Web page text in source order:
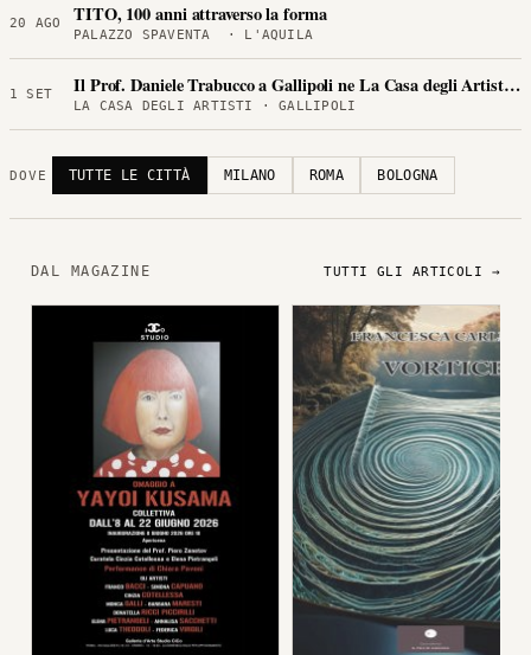
20 AGO TITO, 100 anni attraverso la forma
PALAZZO SPAVENTA · L'AQUILA
1 SET Il Prof. Daniele Trabucco a Gallipoli ne La Casa degli Artisti
LA CASA DEGLI ARTISTI · GALLIPOLI
DOVE TUTTE LE CITTÀ MILANO ROMA BOLOGNA
DAL MAGAZINE TUTTI GLI ARTICOLI →